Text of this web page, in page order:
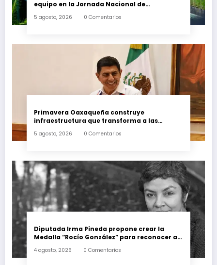
equipo en la Jornada Nacional de
5 agosto, 2026 0 Comentarios
Primavera Oaxaqueña construye
infraestructura que transforma a las
5 agosto, 2026 0 Comentarios
Diputada Irma Pineda propone crear la
Medalla “Rocío González” para reconocer a
4 agosto, 2026 0 Comentarios